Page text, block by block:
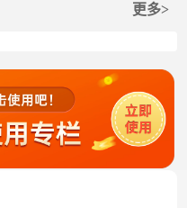
更多>